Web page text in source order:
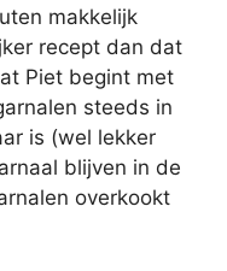
makkelijk
recept dan dat
Piet begint met
steeds in
is (wel lekker
blijven in de
overkookt